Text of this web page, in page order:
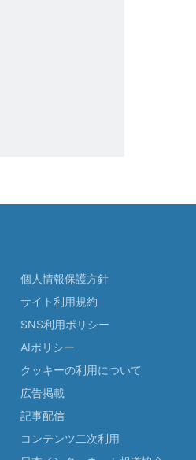
個人情報保護方針
サイト利用規約
SNS利用ポリシー
AIポリシー
クッキーの利用について
広告掲載
記事配信
コンテンツ二次利用